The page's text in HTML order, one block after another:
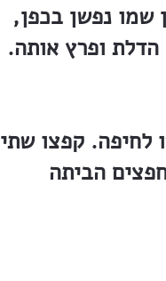
שמו נפשן בכפן,
הדלת ופרץ אותה.
לחיפה. קפצו שתי